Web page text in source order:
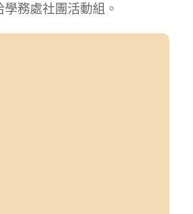
務處社團活動組。